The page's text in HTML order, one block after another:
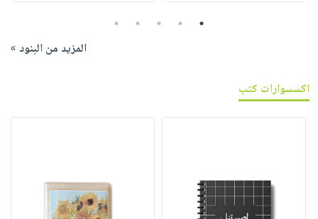
1
2
3
4
5
المزيد من البنود »
اكسسوارات كتب